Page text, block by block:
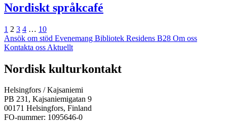
Nordiskt språkcafé
Föregående
Sida
1 Sida
2 Sida
3 Sida
4 … Sida
10Nästa
Ansök om stöd Evenemang Bibliotek Residens B28 Om oss
Kontakta oss Aktuellt
Facebook:
Öppnas
en
ny
flik
Instagram:
Öppnas
en
ny
flik
TikTok:
Öppnas
en
ny
flik
Youtube:
Öppnas
en
ny
flik
Vimeo:
Öppnas
en
ny
flik
Nordisk kulturkontakt
Helsingfors / Kajsaniemi
PB 231, Kajsaniemigatan 9
00171 Helsingfors, Finland
FO-nummer: 1095646-0